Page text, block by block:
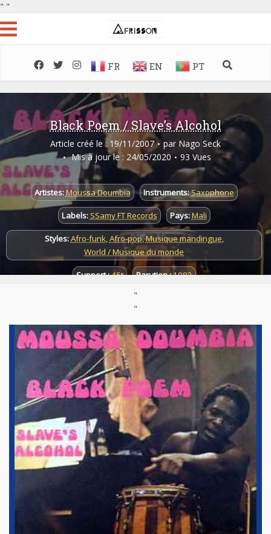
" "
FR EN PT
Black Poem / Slave’s Alcohol
Article créé le : 19/11/2007 par Nago Seck
Mis à jour le : 24/05/2020
93 Vues
Artistes:Moussa Doumbia Instruments:Saxophone
Labels: SSamy FT Records Pays:Mali
Styles:Afro-funk,Afro-pop,Musique mandingue,
World / Musique du monde
Support :45t Parution :1982
"
"